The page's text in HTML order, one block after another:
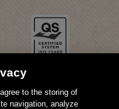
to the storing of
navigation, analyze